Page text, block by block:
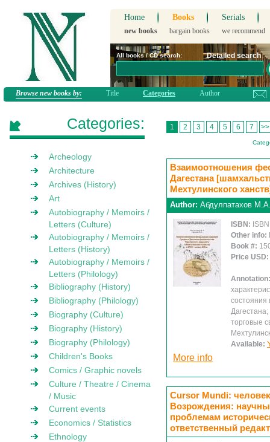
Home Books Serials
new books bargain books we recommend
All books / CD search: Detailed search
Browse new books by: Title Categories Author
1 2 3 4 5 6 7 >>
Взаимоотношения
Дагестана
Мехтулинского
Author: Абдулпатахов
ISBN:
Other info:
Book #:
Price USD:
состояния
торговые
Available:
More info
Cursor Mundi:
Возрождения:
проблемам
ответственный
Categories:
Archeology
Architecture
Archives (History)
Art
Autobiography / Memoirs /
Letters (Culture)
Autobiography / Memoirs /
Letters (History)
Autobiography / Memoirs /
Letters (Philology)
Bibliography (History)
Bibliography (Philology)
Biography (Culture)
Biography (History)
Biography (Philology)
Children's Books
Comics / Graphic novels
Culture / Theatre / Cinema
/ Music
Current events
Economics / Statistics
Ethnology